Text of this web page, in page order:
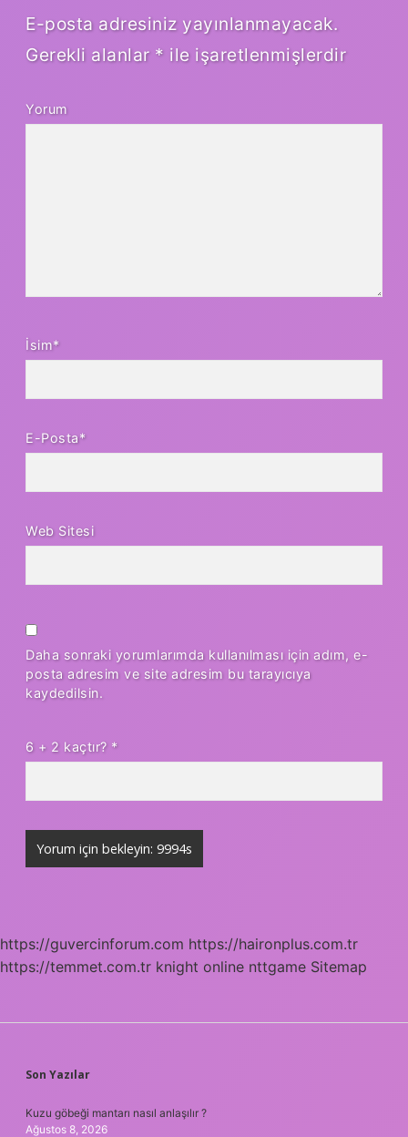
E-posta adresiniz yayınlanmayacak.
Gerekli alanlar * ile işaretlenmişlerdir
Yorum
İsim*
E-Posta*
Web Sitesi
Daha sonraki yorumlarımda kullanılması için adım, e-
posta adresim ve site adresim bu tarayıcıya
kaydedilsin.
6 + 2 kaçtır? *
https://guvercinforum.com https://haironplus.com.tr
https://temmet.com.tr knight online nttgame Sitemap
SIDEBAR
Son Yazılar
Kuzu göbeği mantarı nasıl anlaşılır ?
Ağustos 8, 2026